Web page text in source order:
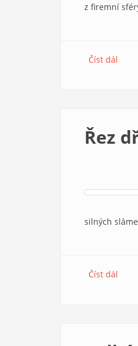
z firemní
Číst dál
Řez
silných
Číst dál